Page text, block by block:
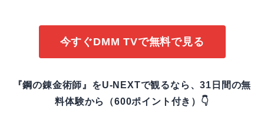
今すぐDMM TVで無料で見る
『鋼の錬金術師』をU-NEXTで観るなら、31日間の無
料体験から（600ポイント付き）👇